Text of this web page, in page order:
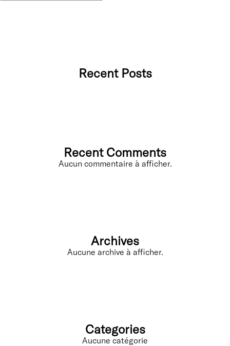
Recent Posts
Recent Comments
Aucun commentaire à afficher.
Archives
Aucune archive à afficher.
Categories
Aucune catégorie